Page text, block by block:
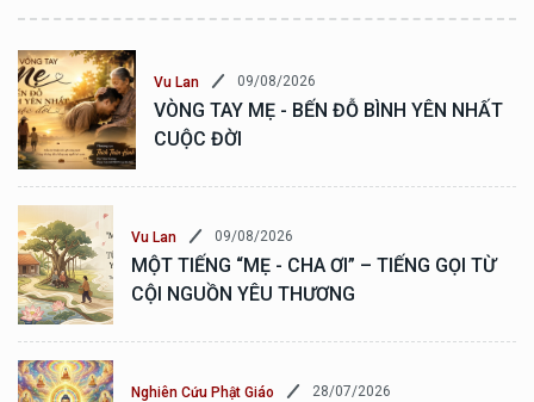
Vu Lan 09/08/2026
VÒNG TAY MẸ - BẾN ĐỖ BÌNH YÊN NHẤT
CUỘC ĐỜI
Vu Lan 09/08/2026
MỘT TIẾNG “MẸ - CHA ƠI” – TIẾNG GỌI TỪ
CỘI NGUỒN YÊU THƯƠNG
Nghiên Cứu Phật Giáo 28/07/2026